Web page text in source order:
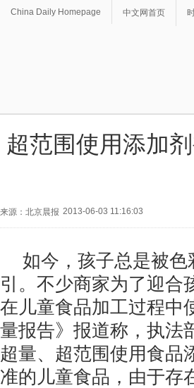
China Daily Homepage 中文网首页
超范围使用添加
来源：北京晨报 2013-06-03 11:16:03
如今，孩子总是被
引。不少商家为了迎合
在儿童食品加工过程中
量报告》报道称，执法
超量、超范围使用食品
准的儿童食品，由于存